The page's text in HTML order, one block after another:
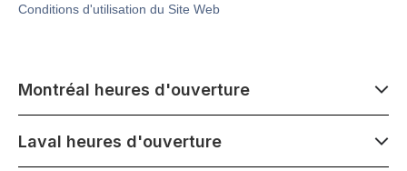
Conditions d'utilisation du Site Web
Montréal heures d'ouverture
Lundi - Samedi
Laval heures d'ouverture